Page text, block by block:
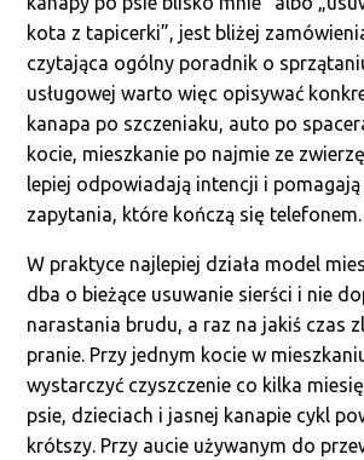
kota z tapicerki”, jest bliżej
czytająca ogólny poradnik o
usługowej warto więc opisywać
kanapa po szczeniaku, auto po
kocie, mieszkanie po najmie ze
lepiej odpowiadają intencji i
zapytania, które kończą się telefonem.
W praktyce najlepiej działa model
dba o bieżące usuwanie sierści i nie
narastania brudu, a raz na jakiś czas
pranie. Przy jednym kocie w
wystarczyć czyszczenie co kilka
psie, dzieciach i jasnej kanapie cykl
krótszy. Przy aucie używanym do